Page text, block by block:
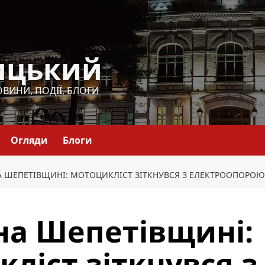
ПОДІЇ, БЛОГИ
Огляди Блоги
ШЕПЕТІВЩИНІ: МОТОЦИКЛІСТ ЗІТКНУВСЯ З ЕЛЕКТРООПОРОЮ
Шепетівщині: